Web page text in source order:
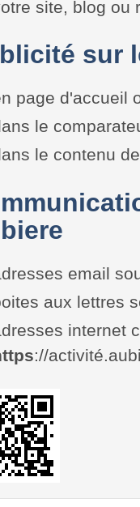
site, blog ou
sur
page d'accueil
le
le contenu
email
aux lettres
internet
://